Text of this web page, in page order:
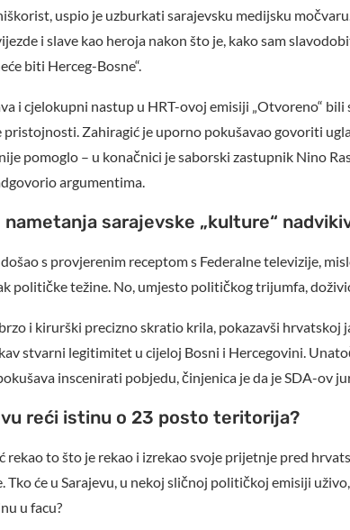
uspio je uzburkati sarajevsku medijsku
i slave kao heroja nakon što je, kako sam
biti Herceg-Bosne“.
i cjelokupni nastup u HRT-ovoj emisiji „Otvoreno“
Zahiragić je uporno pokušavao govoriti
pomoglo – u konačnici je saborski zastupnik Nino
argumentima.
nametanja sarajevske „kulture“
s provjerenim receptom s Federalne televizije,
političke težine. No, umjesto političkog trijumfa,
i kirurški precizno skratio krila, pokazavši hrvatskoj
stvarni legitimitet u cijeloj Bosni i Hercegovini.
inscenirati pobjedu, činjenica je da je SDA-ov
reći istinu o 23 posto teritorija?
rekao to što je rekao i izrekao svoje prijetnje pred
Tko će u Sarajevu, u nekoj sličnoj političkoj emisiji
u facu?